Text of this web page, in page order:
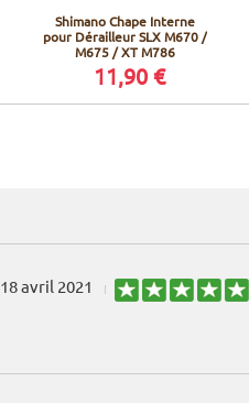
Shimano Chape Interne
pour Dérailleur SLX M670 /
M675 / XT M786
11,90 €
18 avril 2021